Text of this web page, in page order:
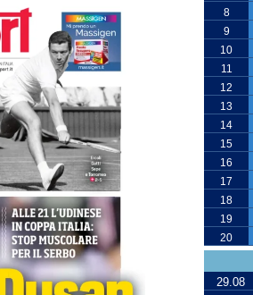
8
9
10
11
12
13
14
15
16
17
18
19
20
29.08